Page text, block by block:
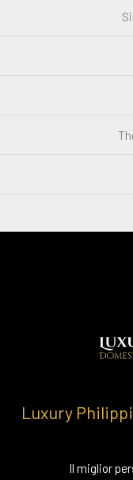
Luxury
Il miglior